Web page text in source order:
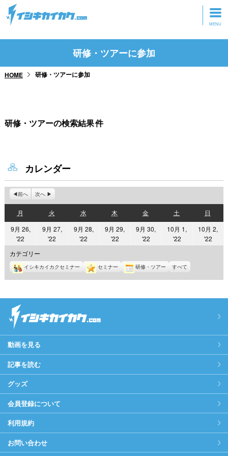
トップページ
研修・ツアーに参加
研修・ツアーに参加
HOME 研修・ツアーに参加
研修・ツアーの検索結果件
カレンダー
前へ 次へ
月
曜
日
火
曜
日
水水
曜
日
木
曜
日
金金
曜
日
土
曜
日
日
曜
日
9月 26,
'22
年
9
月
26
9月 27,
'22
9
月
27
9月 28,
'22
9
月
28
9月 29,
'222022
9
月
29
9月 30,
'222022
9
月
30
10月 1,
'222022
10
月
1
10月 2,
'222022
2
カテゴリー
イシキカイカクセミナー セミナー 研修・ツアー すべて
動画を見る
記事を読む
グッズ
会員登録について
利用規約
お問い合わせ